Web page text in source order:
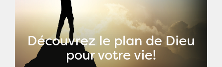
Découvrez le plan de Dieu
pour votre vie!